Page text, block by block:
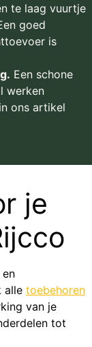
te laag vuurtje
goed
is
Een schone
werken
ons artikel
je
alle toebehoren
van je
tot